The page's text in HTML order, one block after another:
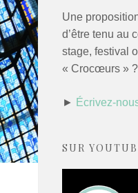
Une
d’être tenu au
stage, festival
« Crocœurs » ?
► Écrivez-
SUR